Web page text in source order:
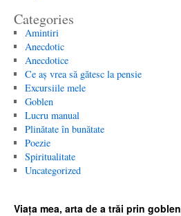
Categories
Amintiri
Anecdotic
Anecdotice
Ce aș vrea să gătesc la pensie
Excursiile mele
Goblen
Lucru manual
Plinătate în bunătate
Poezie
Spiritualitate
Uncategorized
Viața mea, arta de a trăi prin goblen